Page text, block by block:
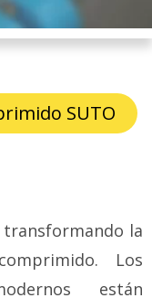
SUTO
la
Los
están